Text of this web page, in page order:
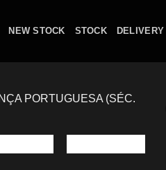
NEW STOCK STOCK DELIVERY